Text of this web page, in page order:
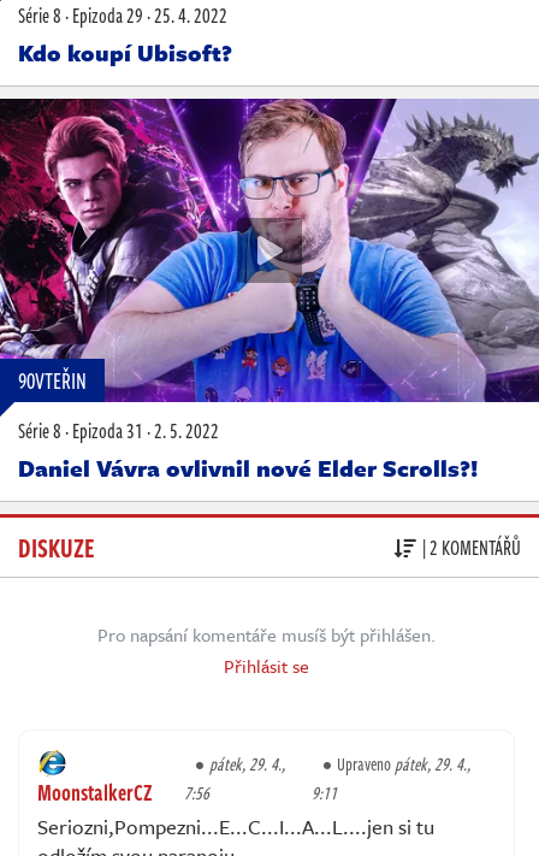
Série 8·Epizoda 29·25. 4. 2022
Kdo koupí Ubisoft?
90VTEŘIN
Série 8·Epizoda 31 ·2. 5. 2022
Daniel Vávra ovlivnil nové Elder Scrolls?!
DISKUZE | 2 KOMENTÁŘŮ
Pro napsání komentáře musíš být přihlášen.
Přihlásit se
MoonstalkerCZ
pátek, 29. 4.,
7:56
Upravenopátek, 29. 4.,
9:11
Seriozni,Pompezni...E...C...I...A...L....jen si tu